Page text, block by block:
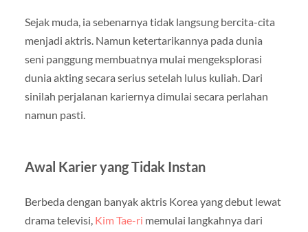
Sejak muda, ia sebenarnya tidak langsung bercita-cita
menjadi aktris. Namun ketertarikannya pada dunia
seni panggung membuatnya mulai mengeksplorasi
dunia akting secara serius setelah lulus kuliah. Dari
sinilah perjalanan kariernya dimulai secara perlahan
namun pasti.
Awal Karier yang Tidak Instan
Berbeda dengan banyak aktris Korea yang debut lewat
drama televisi, Kim Tae-ri memulai langkahnya dari